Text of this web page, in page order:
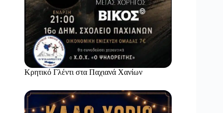
Κρητικό Γλέντι στα Παχιανά Χανίων